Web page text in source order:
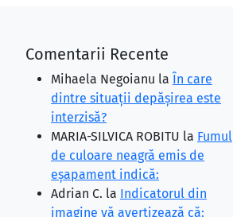
Comentarii Recente
Mihaela Negoianu la În care
dintre situaţii depăşirea este
interzisă?
MARIA-SILVICA ROBITU la Fumul
de culoare neagră emis de
eşapament indică:
Adrian C. la Indicatorul din
imagine vă avertizează că: